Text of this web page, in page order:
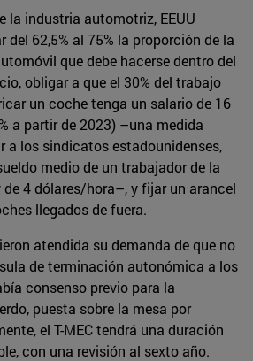
la industria automotriz, EEUU
62,5% al 75% la proporción de la
que debe hacerse dentro del
obligar a que el 30% del trabajo
un coche tenga un salario de 16
a partir de 2023) –una medida
a los sindicatos estadounidenses,
medio de un trabajador de la
4 dólares/hora–, y fijar un arancel
llegados de fuera.
atendida su demanda de que no
de terminación autonómica a los
consenso previo para la
puesta sobre la mesa por
el T-MEC tendrá una duración
con una revisión al sexto año.